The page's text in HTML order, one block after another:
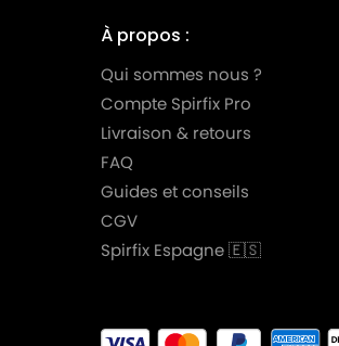
À propos :
Qui sommes nous ?
Compte Spirfix Pro
Livraison & retours
FAQ
Guides et conseils
CGV
Spirfix Espagne 🇪🇸